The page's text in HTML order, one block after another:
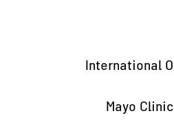
International
Mayo